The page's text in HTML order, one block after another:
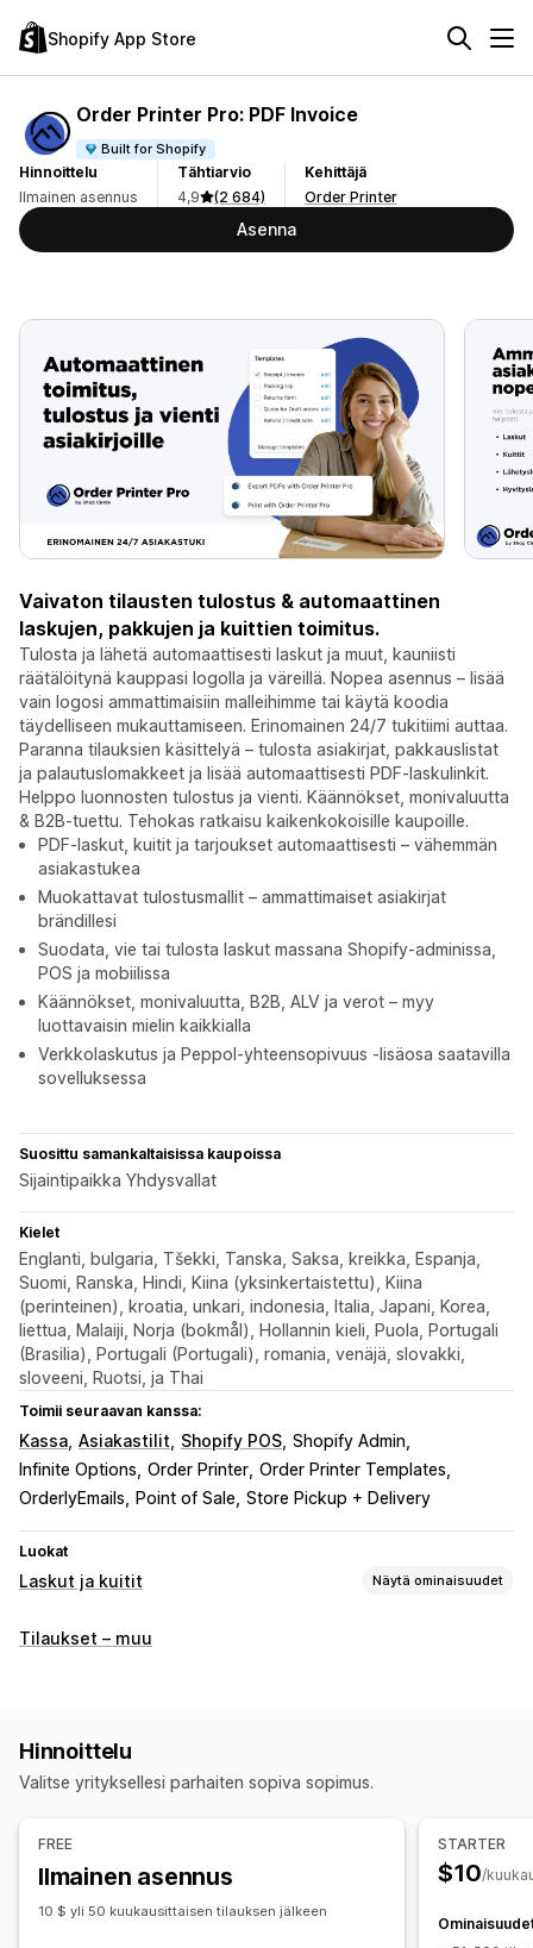
Shopify App Store
Order Printer Pro: PDF Invoice
Built for Shopify
Hinnoittelu
Ilmainen asennus
Tähtiarvio
4,9
(2 684)
Kehittäjä
Order Printer
Asenna
Vaivaton tilausten tulostus & automaattinen
laskujen, pakkujen ja kuittien toimitus.
Tulosta ja lähetä automaattisesti laskut ja muut, kauniisti
räätälöitynä kauppasi logolla ja väreillä. Nopea asennus – lisää
vain logosi ammattimaisiin malleihimme tai käytä koodia
täydelliseen mukauttamiseen. Erinomainen 24/7 tukitiimi auttaa.
Paranna tilauksien käsittelyä – tulosta asiakirjat, pakkauslistat
ja palautuslomakkeet ja lisää automaattisesti PDF-laskulinkit.
Helppo luonnosten tulostus ja vienti. Käännökset, monivaluutta
& B2B-tuettu. Tehokas ratkaisu kaikenkokoisille kaupoille.
PDF-laskut, kuitit ja tarjoukset automaattisesti – vähemmän
asiakastukea
Muokattavat tulostusmallit – ammattimaiset asiakirjat
brändillesi
Suodata, vie tai tulosta laskut massana Shopify-adminissa,
POS ja mobiilissa
Käännökset, monivaluutta, B2B, ALV ja verot – myy
luottavaisin mielin kaikkialla
Verkkolaskutus ja Peppol-yhteensopivuus -lisäosa saatavilla
sovelluksessa
Suosittu samankaltaisissa kaupoissa
Sijaintipaikka Yhdysvallat
Kielet
Englanti, bulgaria, Tšekki, Tanska, Saksa, kreikka, Espanja,
Suomi, Ranska, Hindi, Kiina (yksinkertaistettu), Kiina
(perinteinen), kroatia, unkari, indonesia, Italia, Japani, Korea,
liettua, Malaiji, Norja (bokmål), Hollannin kieli, Puola, Portugali
(Brasilia), Portugali (Portugali), romania, venäjä, slovakki,
sloveeni, Ruotsi, ja Thai
Toimii seuraavan kanssa:
Kassa Asiakastilit Shopify POS Shopify Admin
Infinite Options Order Printer Order Printer Templates
OrderlyEmails
Point of Sale Store Pickup + Delivery
Luokat
Laskut ja kuitit Näytä ominaisuudet
Asiakirjatyypit
Mukautukset
Verojen laskeminen
Monta valuuttaa
Tiedostojen hallinnointi
Tilaukset – muu
Hinnoittelu
Valitse yrityksellesi parhaiten sopiva sopimus.
FREE
Ilmainen asennus
10 $ yli 50 kuukausittaisen tilauksen jälkeen
STARTER
$10/